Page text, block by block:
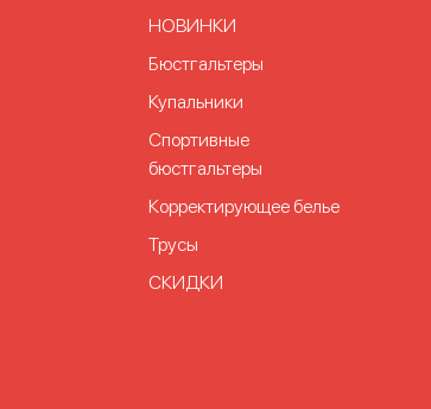
НОВИНКИ
Бюстгальтеры
Купальники
Спортивные
бюстгальтеры
Корректирующее белье
Трусы
СКИДКИ